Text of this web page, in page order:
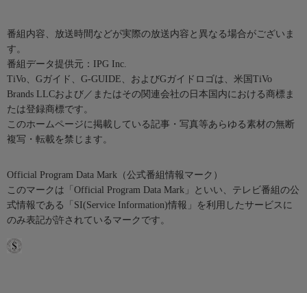
番組内容、放送時間などが実際の放送内容と異なる場合がございま
す。
番組データ提供元：IPG Inc.
TiVo、Gガイド、G-GUIDE、およびGガイドロゴは、米国TiVo
Brands LLCおよび／またはその関連会社の日本国内における商標ま
たは登録商標です。
このホームページに掲載している記事・写真等あらゆる素材の無断
複写・転載を禁じます。
Official Program Data Mark（公式番組情報マーク）
このマークは「Official Program Data Mark」といい、テレビ番組の公
式情報である「SI(Service Information)情報」を利用したサービスに
のみ表記が許されているマークです。